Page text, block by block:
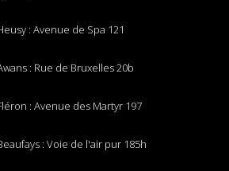
: Avenue de Spa 121
: Rue de Bruxelles 20b
: Avenue des Martyr 197
: Voie de l'air pur 185h